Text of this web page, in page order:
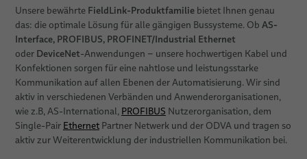
Unsere bewährte FieldLink-Produktfamiliebietet Ihnen genau
das: die optimale Lösung für alle gängigen Bussysteme. Ob AS-
Interface, PROFIBUS, PROFINET/Industrial Ethernet
oder DeviceNet-Anwendungen – unsere hochwertigen Kabel und
Konfektionen sorgen für eine nahtlose und leistungsstarke
Kommunikation auf allen Ebenen der Automatisierung. Wir sind
aktiv in verschiedenen Verbänden und Anwenderorganisationen,
wie z.B, AS-International, PROFIBUS Nutzerorganisation, dem
Single-Pair EthernetPartner Netwerk und der ODVA und tragen so
aktiv zur Weiterentwicklung der industriellen Kommunikation bei.